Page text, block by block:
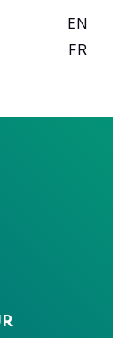
EN
FR